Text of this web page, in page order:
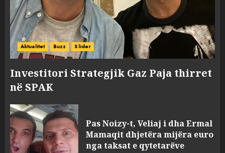
Aktualitet Buzz Slider
Investitori Strategjik Gaz Paja thirret
në SPAK
Pas Noizy-t, Veliaj i dha Ermal
Mamaqit dhjetëra mijëra euro
nga taksat e qytetarëve